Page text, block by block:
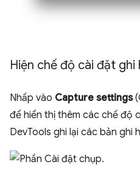
Hiện chế độ cài đặt ghi
Nhấp vào Capture settings
để hiển thị thêm các chế độ
DevTools ghi lại các bản ghi